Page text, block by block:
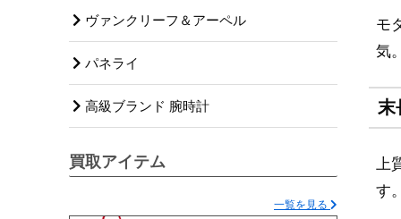
モ
気
末
す
ヴァンクリーフ＆アーペル
パネライ
高級ブランド 腕時計
買取アイテム
一覧を見る